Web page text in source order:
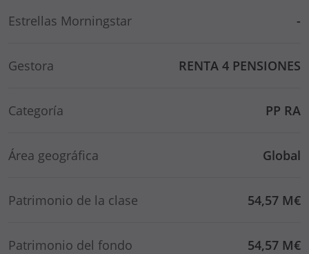
Estrellas Morningstar -
Gestora RENTA 4 PENSIONES
Categoría PP RA
Área geográfica Global
Patrimonio de la clase 54,57 M€
Patrimonio del fondo 54,57 M€